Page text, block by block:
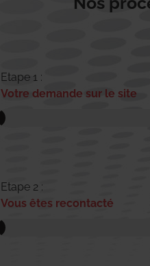
Etape 1 :
Votre demande sur le site
Etape 2 :
Vous êtes recontacté